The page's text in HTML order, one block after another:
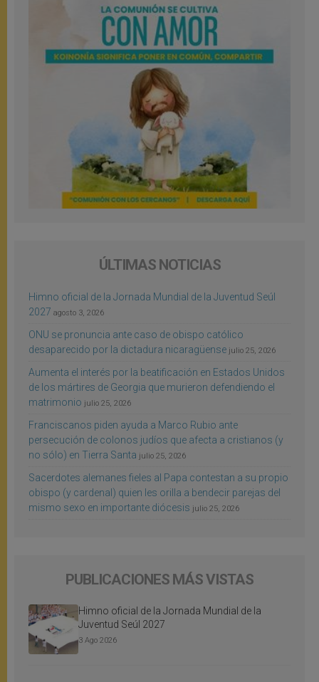
ÚLTIMAS NOTICIAS
Himno oficial de la Jornada Mundial de la Juventud Seúl
2027 agosto 3, 2026
ONU se pronuncia ante caso de obispo católico
desaparecido por la dictadura nicaragüense julio 25, 2026
Aumenta el interés por la beatificación en Estados Unidos
de los mártires de Georgia que murieron defendiendo el
matrimonio julio 25, 2026
Franciscanos piden ayuda a Marco Rubio ante
persecución de colonos judíos que afecta a cristianos (y
no sólo) en Tierra Santa julio 25, 2026
Sacerdotes alemanes fieles al Papa contestan a su propio
obispo (y cardenal) quien les orilla a bendecir parejas del
mismo sexo en importante diócesis julio 25, 2026
PUBLICACIONES MÁS VISTAS
Himno oficial de la Jornada Mundial de la
Juventud Seúl 2027
3 Ago 2026